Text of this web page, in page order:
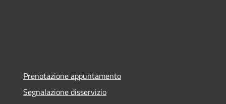
Prenotazione appuntamento
Segnalazione disservizio